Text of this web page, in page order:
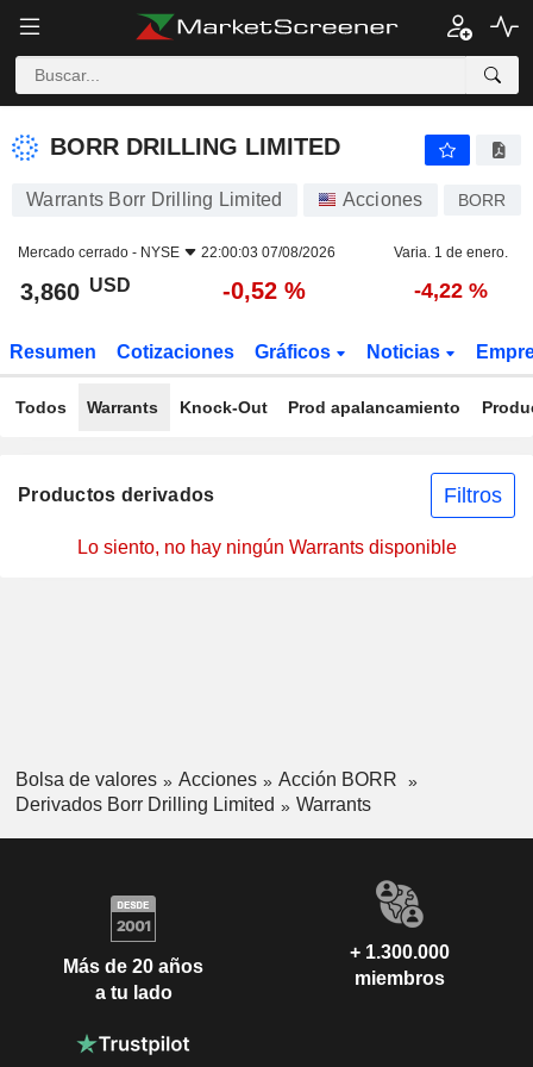
BORR DRILLING LIMITED
BORR DRILLING LIMITED
Warrants Borr Drilling Limited Acciones BORR
Mercado cerrado - NYSE 22:00:03 07/08/2026 Varia. 1 de enero.
3,860 USD -0,52 % -4,22 %
Resumen Cotizaciones Gráficos Noticias
Todos Warrants Knock-Out Prod apalancamiento
Productos derivados Filtros
Lo siento, no hay ningún Warrants disponible
Bolsa de valores Acciones
Acción BORR
Derivados Borr Drilling Limited
Warrants
Más de 20 años
a tu lado
+ 1.300.000
miembros